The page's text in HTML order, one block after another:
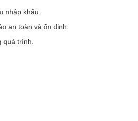
nhập khẩu.
an toàn và ổn định.
trình.